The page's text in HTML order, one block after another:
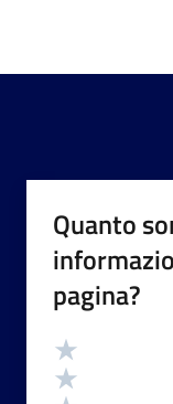
Quanto
pagina?
Valutazione